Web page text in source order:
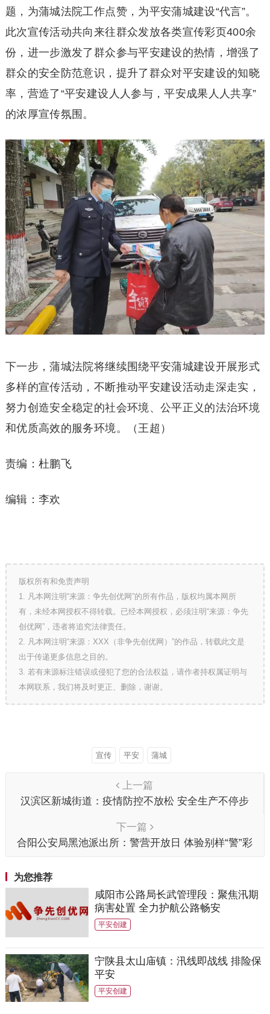
题，为蒲城法院工作点赞，为平安蒲城建设“代言”。
此次宣传活动共向来往群众发放各类宣传彩页400余
份，进一步激发了群众参与平安建设的热情，增强了
群众的安全防范意识，提升了群众对平安建设的知晓
率，营造了“平安建设人人参与，平安成果人人共享”
的浓厚宣传氛围。
下一步，蒲城法院将继续围绕平安蒲城建设开展形式
多样的宣传活动，不断推动平安建设活动走深走实，
努力创造安全稳定的社会环境、公平正义的法治环境
和优质高效的服务环境。（王超）
责编：杜鹏飞
编辑：李欢
版权所有和免责声明
1. 凡本网注明“来源：争先创优网”的所有作品，版权均属本网所
有，未经本网授权不得转载。已经本网授权，必须注明“来源：争先
创优网”，违者将追究法律责任。
2. 凡本网注明“来源：XXX（非争先创优网）”的作品，转载此文是
出于传递更多信息之目的。
3. 若有来源标注错误或侵犯了您的合法权益，请作者持权属证明与
本网联系，我们将及时更正、删除，谢谢。
宣传 平安 蒲城
上一篇
汉滨区新城街道：疫情防控不放松 安全生产不停步
下一篇
合阳公安局黑池派出所：警营开放日 体验别样“警”彩
为您推荐
咸阳市公路局长武管理段：聚焦汛期
病害处置 全力护航公路畅安
平安创建
宁陕县太山庙镇：汛线即战线 排险保
平安
平安创建